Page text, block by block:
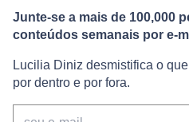
Junte-se a mais de 100,000
conteúdos semanais por e-
Lucilia Diniz desmistifica o
por dentro e por fora.